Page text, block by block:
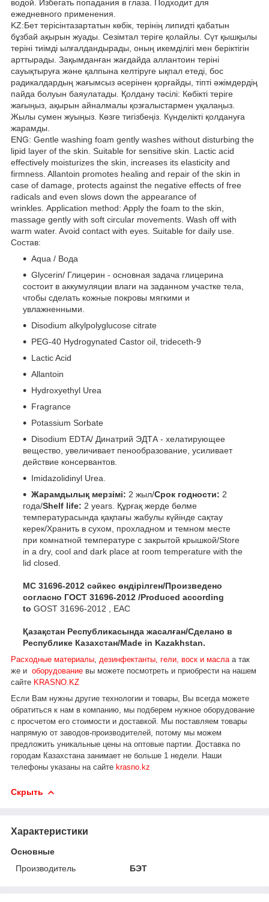
водой. Избегать попадания в глаза. Подходит для
ежедневного применения.
KZ:Бет терісінтазартатын көбік, терінің липидті қабатын
бұзбай ақырын жуады. Сезімтал теріге қолайлы. Сүт қышқылы
теріні тиімді ылғалдандырады, оның икемділігі мен беріктігін
арттырады. Зақымданған жағдайда аллантоин теріні
сауықтыруға және қалпына келтіруге ықпал етеді, бос
радикалдардың жағымсыз әсерінен қорғайды, тіпті әжімдердің
пайда болуын баяулатады. Қолдану тәсілі: Көбікті теріге
жағыңыз, ақырын айналмалы қозғалыстармен уқалаңыз.
Жылы сумен жуыңыз. Көзге тигізбеңіз. Күнделікті қолдануға
жарамды.
ENG: Gentle washing foam gently washes without disturbing the
lipid layer of the skin. Suitable for sensitive skin. Lactic acid
effectively moisturizes the skin, increases its elasticity and
firmness. Allantoin promotes healing and repair of the skin in
case of damage, protects against the negative effects of free
radicals and even slows down the appearance of
wrinkles. Application method: Apply the foam to the skin,
massage gently with soft circular movements. Wash off with
warm water. Avoid contact with eyes. Suitable for daily use.
Состав:
Aqua / Вода
Glycerin/ Глицерин - основная задача глицерина
состоит в аккумуляции влаги на заданном участке тела,
чтобы сделать кожные покровы мягкими и
увлажненными.
Disodium alkylpolyglucose citrate
PEG-40 Hydrogynated Castor oil, trideceth-9
Lactic Acid
Allantoin
Hydroxyethyl Urea
Fragrance
Potassium Sorbate
Disodium EDTA/ Динатрий ЭДТА - хелатирующее
вещество, увеличивает пенообразование, усиливает
действие консервантов.
Imidazolidinyl Urea.
Жарамдылық мерзімі: 2 жыл/Срок годности: 2
года/Shelf life: 2 years. Құрғақ жерде бөлме
температурасында қақпағы жабулы күйінде сақтау
керек/Хранить в сухом, прохладном и темном месте
при комнатной температуре с закрытой крышкой/Store
in a dry, cool and dark place at room temperature with the
lid closed.
МС 31696-2012 сәйкес өндірілген/Произведено
согласно ГОСТ 31696-2012 /Produced according
to GOST 31696-2012 , ЕАС
Қазақстан Республикасында жасалған/Сделано в
Республике Казахстан/Made in Kazakhstan.
Расходные материалы дезинфектанты, гели, воск и масла а так
же и оборудование вы можете посмотреть и приобрести на нашем
сайте KRASNO.KZ
Если Вам нужны другие технологии и товары, Вы всегда можете
обратиться к нам в компанию, мы подберем нужное оборудование
с просчетом его стоимости и доставкой.
Мы поставляем товары
напрямую от заводов-производителей, потому мы можем
предложить уникальные цены на оптовые партии. Доставка по
городам Казахстана занимает не больше 1 недели.
Наши
телефоны указаны на сайте krasno.kz
Скрыть
Характеристики
Основные
Производитель
БЭТ